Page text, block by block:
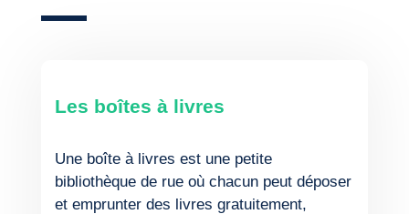
Les boîtes à livres
Une boîte à livres est une petite
bibliothèque de rue où chacun peut déposer
et emprunter des livres gratuitement,